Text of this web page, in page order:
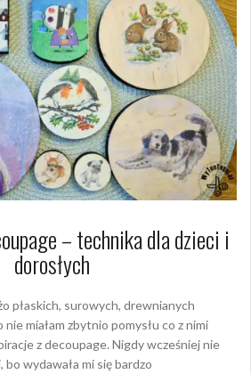
– technika dla dzieci i
dorosłych
płaskich, surowych, drewnianych
miałam zbytnio pomysłu co z nimi
z decoupage. Nigdy wcześniej nie
wydawała mi się bardzo